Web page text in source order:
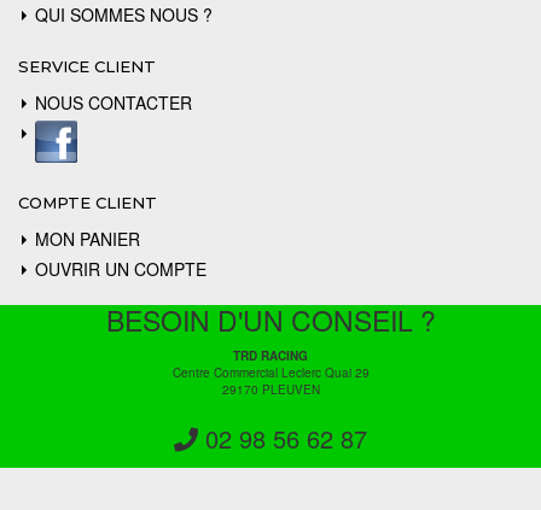
QUI SOMMES NOUS ?
SERVICE CLIENT
NOUS CONTACTER
COMPTE CLIENT
MON PANIER
OUVRIR UN COMPTE
BESOIN D'UN CONSEIL ?
TRD RACING
Centre Commercial Leclerc Quai 29
29170 PLEUVEN
02 98 56 62 87